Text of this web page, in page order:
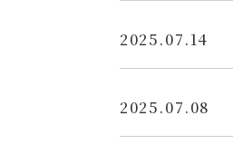
2025.07.14
2025.07.08